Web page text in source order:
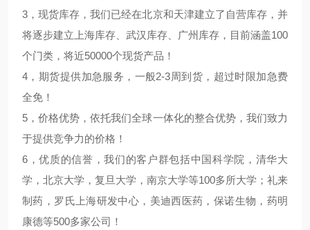
3，现货库存，我们已经在北京和天津建立了自营库存，并
将逐步建立上海库存、武汉库存、广州库存，目前涵盖100
个门类，将近50000个现货产品！
4，期货提供加急服务，一般2-3周到货，超过时限加急费
全免！
5，价格优势，依托我们全球一体化的整合优势，我们致力
于提供竞争力的价格！
6，优质的信誉，我们的客户群包括中国科学院，清华大
学，北京大学，复旦大学，南京大学等100多所大学；礼来
制药，罗氏上海研发中心，美迪西医药，保诺生物，药明
康德等500多家公司！